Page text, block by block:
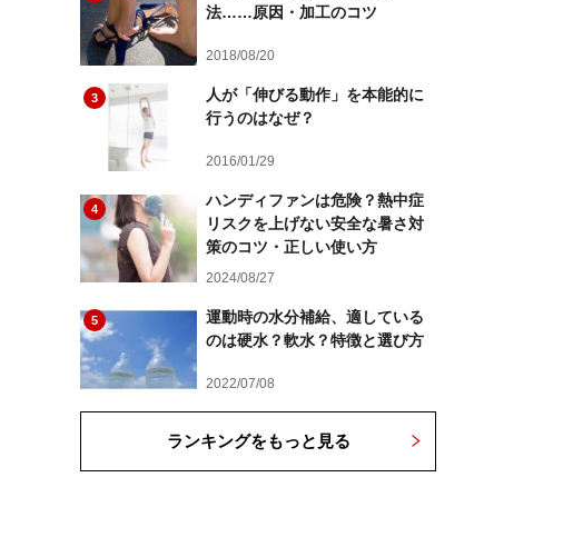
法……原因・加工のコツ
2018/08/20
3
人が「伸びる動作」を本能的に
行うのはなぜ？
2016/01/29
4
ハンディファンは危険？熱中症
リスクを上げない安全な暑さ対
策のコツ・正しい使い方
2024/08/27
5
運動時の水分補給、適している
のは硬水？軟水？特徴と選び方
2022/07/08
ランキングをもっと見る